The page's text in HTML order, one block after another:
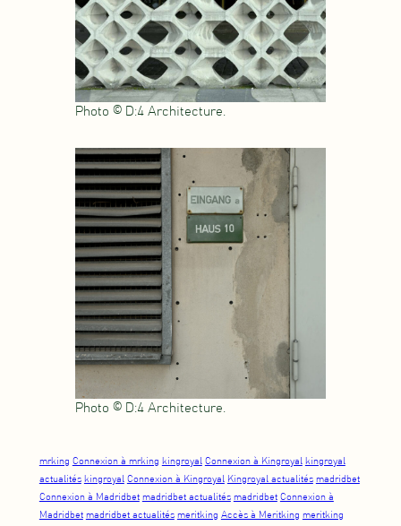
Photo © D:4 Architecture.
Photo © D:4 Architecture.
mrking Connexion à mrking kingroyal Connexion à Kingroyal kingroyal
actualités kingroyal Connexion à Kingroyal Kingroyal actualités madridbet
Connexion à Madridbet madridbet actualités madridbet Connexion à
Madridbet madridbet actualités meritking Accès à Meritking meritking